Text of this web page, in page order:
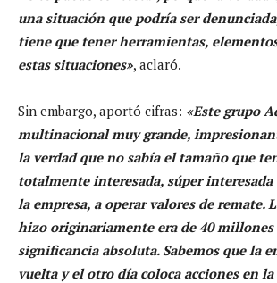
una situación que podría ser
tiene que tener herramientas,
estas situaciones», aclaró.
Sin embargo, aportó cifras: «Este grupo
multinacional muy grande,
la verdad que no sabía el tamaño que
totalmente interesada, súper interesada
la empresa, a operar valores de remate.
hizo originariamente era de 40 millones
significancia absoluta. Sabemos que la
vuelta y el otro día coloca acciones en